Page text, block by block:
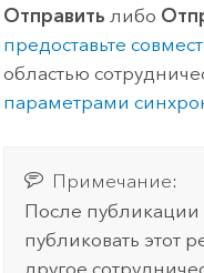
Отправить либо
предоставьте
областью
параметрами
Примечание:
После публикации
публиковать этот
другое